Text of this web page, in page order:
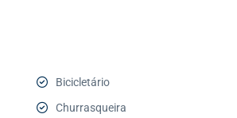
Bicicletário
Churrasqueira